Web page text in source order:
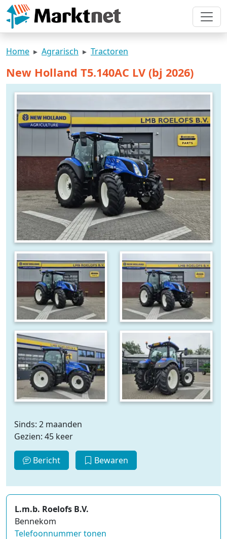
Home Agrarisch Tractoren
New Holland T5.140AC LV (bj 2026)
Sinds: 2 maanden
Gezien: 45 keer
Bericht Bewaren
L.m.b. Roelofs B.V.
Bennekom
Telefoonnummer tonen